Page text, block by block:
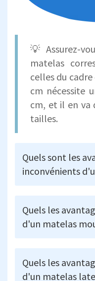
💡 Assurez-
matelas
celles du
cm nécessite
cm, et il en va
tailles.
Quels sont les
inconvénients
Quels les
d'un matelas
Quels les
d'un matelas